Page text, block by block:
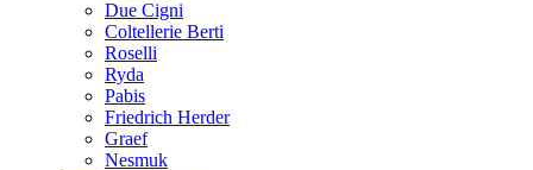
Due Cigni
Coltellerie Berti
Roselli
Ryda
Pabis
Friedrich Herder
Graef
Nesmuk